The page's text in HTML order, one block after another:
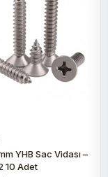
YHB Sac Vidası –
10 Adet